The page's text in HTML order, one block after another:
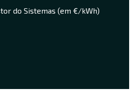
do Sistemas (em €/kWh)